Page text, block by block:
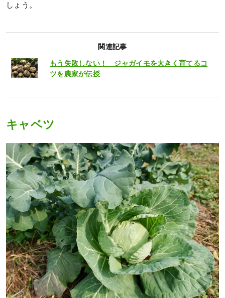
しょう。
関連記事
もう失敗しない！ ジャガイモを大きく育てるコ
ツを農家が伝授
キャベツ